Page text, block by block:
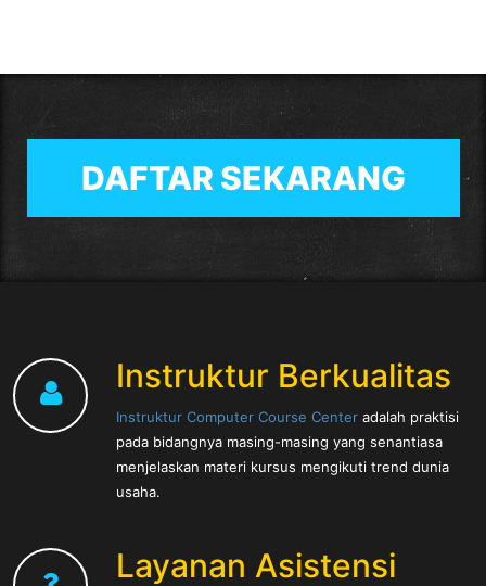
DAFTAR SEKARANG
Instruktur Berkualitas
Instruktur Computer Course Center adalah praktisi
pada bidangnya masing-masing yang senantiasa
menjelaskan materi kursus mengikuti trend dunia
usaha.
Layanan Asistensi